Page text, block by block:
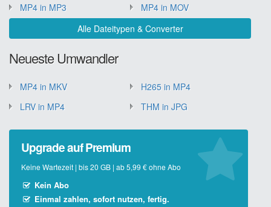
MP4 in MP3
MP4 in MOV
Alle Dateitypen & Converter
Neueste Umwandler
MP4 in MKV
H265 in MP4
LRV in MP4
THM in JPG
Upgrade auf Premium
Keine Wartezeit | bis 20 GB | ab 5,99 € ohne Abo
Kein Abo
Einmal zahlen, sofort nutzen, fertig.